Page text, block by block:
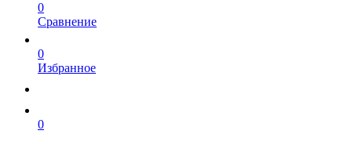
0
Сравнение
0
Избранное
0